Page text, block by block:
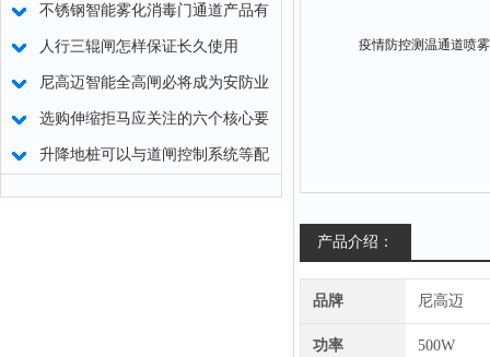
不锈钢智能雾化消毒门通道产品有
哪些？
人行三辊闸怎样保证长久使用
尼高迈智能全高闸必将成为安防业
发展的引爆点
选购伸缩拒马应关注的六个核心要
点
升降地桩可以与道闸控制系统等配
产品介绍：
品牌 尼高迈
功率 500W